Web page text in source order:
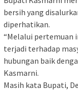
bersih yang
diperhatikan.
“Melalui pertemuan
terjadi terhadap
hubungan baik
Kasmarni.
Masih kata Bupati,